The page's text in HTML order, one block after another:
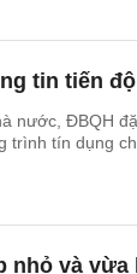
tin tiến
nước, ĐBQH
trình tín dụng
nhỏ và